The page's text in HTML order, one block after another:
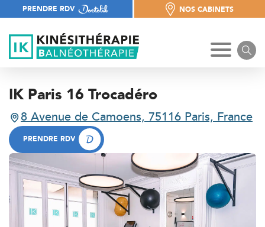
PRENDRE RDV
NOS CABINETS
NOS CABINETS
IK Paris 16 Trocadéro
8 Avenue de Camoens, 75116 Paris, France
8 Avenue de Camoens, 75116 Paris, France
PRENDRE RDV